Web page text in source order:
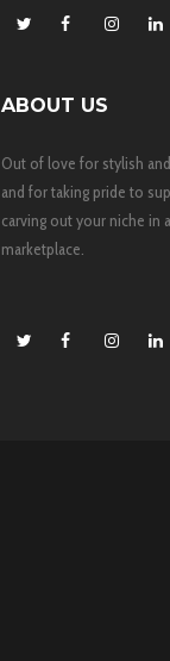
ABOUT US
Out of love for stylish
and for taking pride to
carving out your niche in
marketplace.